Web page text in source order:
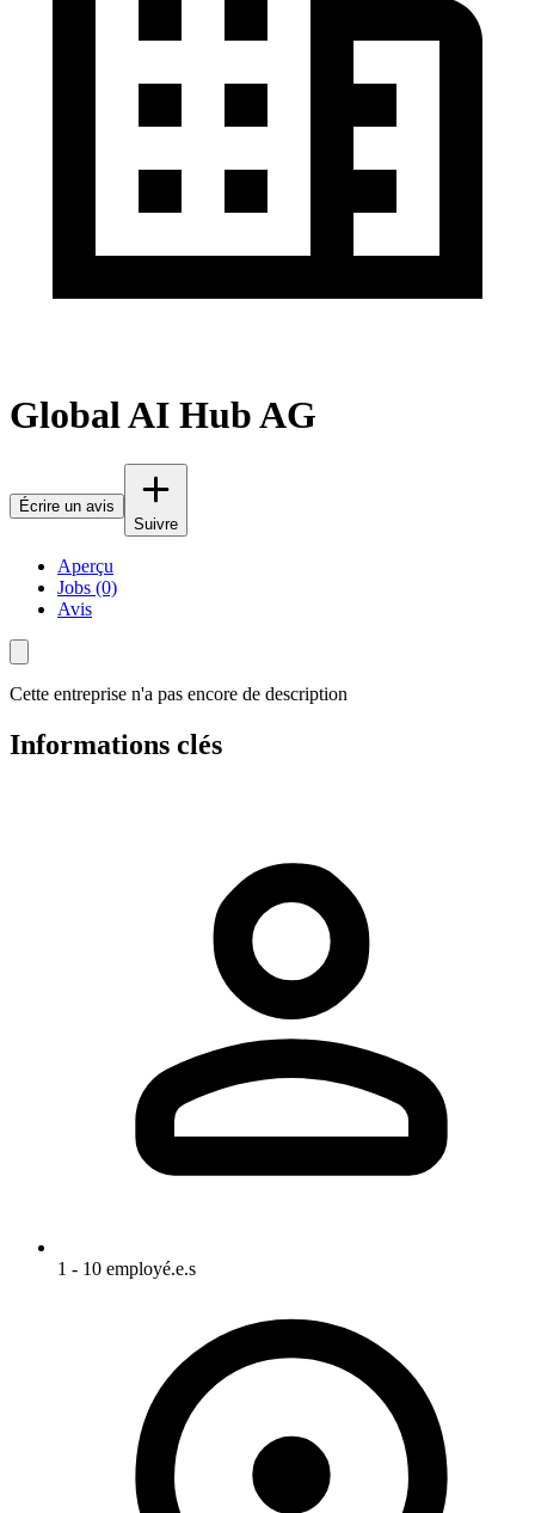
Global AI Hub AG
Écrire un avis
Suivre
Aperçu
Jobs (0)
Avis
Cette entreprise n'a pas encore de description
Informations clés
1 - 10 employé.e.s